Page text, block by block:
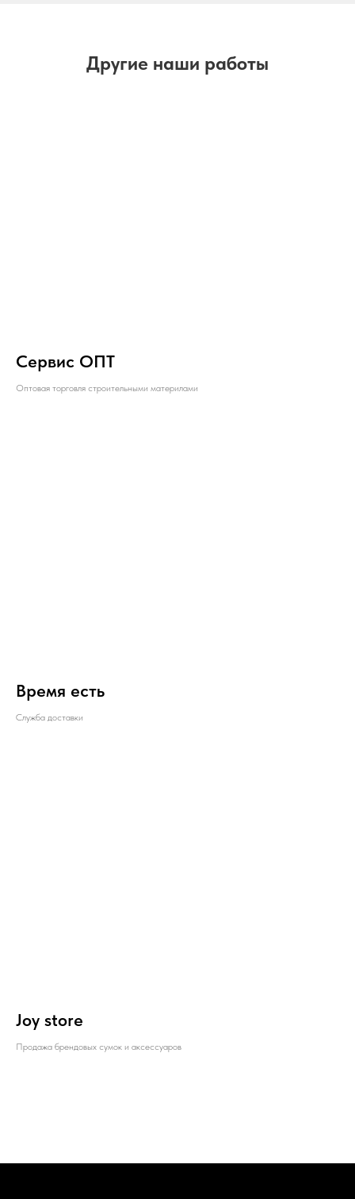
Другие наши работы
Сервис ОПТ
Оптовая торговля строительными материлами
Время есть
Служба доставки
Joy store
Продажа брендовых сумок и аксессуаров